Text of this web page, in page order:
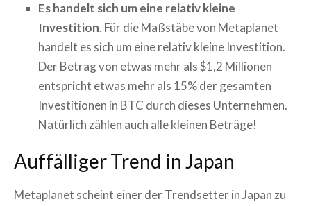
Es handelt sich um eine relativ kleine
Investition. Für die Maßstäbe von Metaplanet
handelt es sich um eine relativ kleine Investition.
Der Betrag von etwas mehr als $1,2 Millionen
entspricht etwas mehr als 15% der gesamten
Investitionen in BTC durch dieses Unternehmen.
Natürlich zählen auch alle kleinen Beträge!
Auffälliger Trend in Japan
Metaplanet scheint einer der Trendsetter in Japan zu